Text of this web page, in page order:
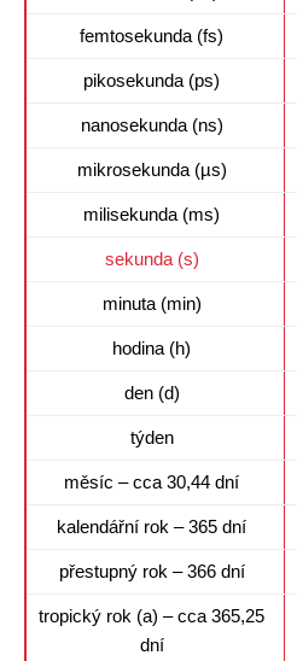
femtosekunda (fs)
pikosekunda (ps)
nanosekunda (ns)
mikrosekunda (µs)
milisekunda (ms)
sekunda (s)
minuta (min)
hodina (h)
den (d)
týden
měsíc – cca 30,44 dní
kalendářní rok – 365 dní
přestupný rok – 366 dní
tropický rok (a) – cca 365,25
dní